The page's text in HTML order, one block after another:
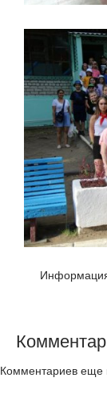
Комментариев еще